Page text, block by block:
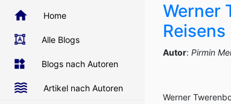
Home
Alle Blogs
Blogs nach Autoren
Artikel nach Autoren
Werner
Reisens
Autor: Pirmin
Werner